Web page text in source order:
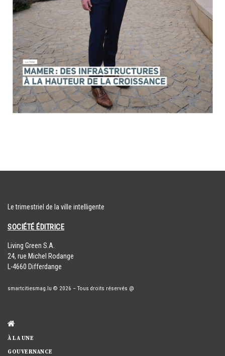
Le trimestriel de la ville intelligente
SOCIÉTÉ ÉDITRICE
​Living Green S.A.
24, rue Michel Rodange
L-4660 Differdange
smartcitiesmag.lu © 2026 – Tous droits réservés @
À LA UNE
GOUVERNANCE